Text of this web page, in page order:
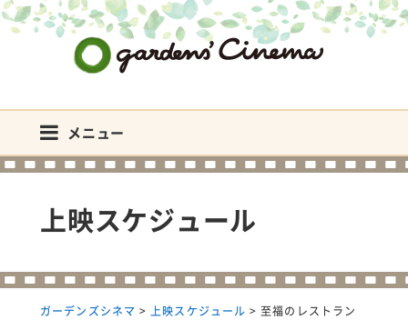
メニュー
上映スケジュール
ガーデンズシネマ >上映スケジュール >至福のレストラン